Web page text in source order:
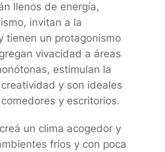
llenos de energía,
invitan a la
tienen un protagonismo
vivacidad a áreas
estimulan la
y son ideales
y escritorios.
un clima acogedor y
fríos y con poca